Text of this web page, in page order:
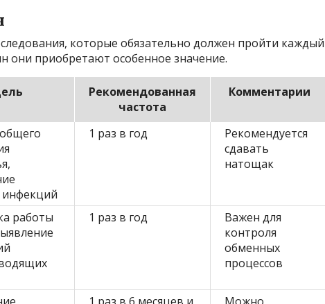
которые обязательно должен пройти каждый
они приобретают особенное значение.
Рекомендованная
частота
Комментарии
1 раз в год
Рекомендуется
сдавать
натощак
работы
1 раз в год
Важен для
контроля
обменных
процессов